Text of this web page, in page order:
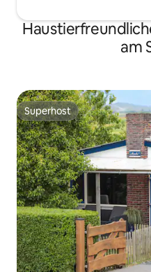
am
Superhost
Superhost